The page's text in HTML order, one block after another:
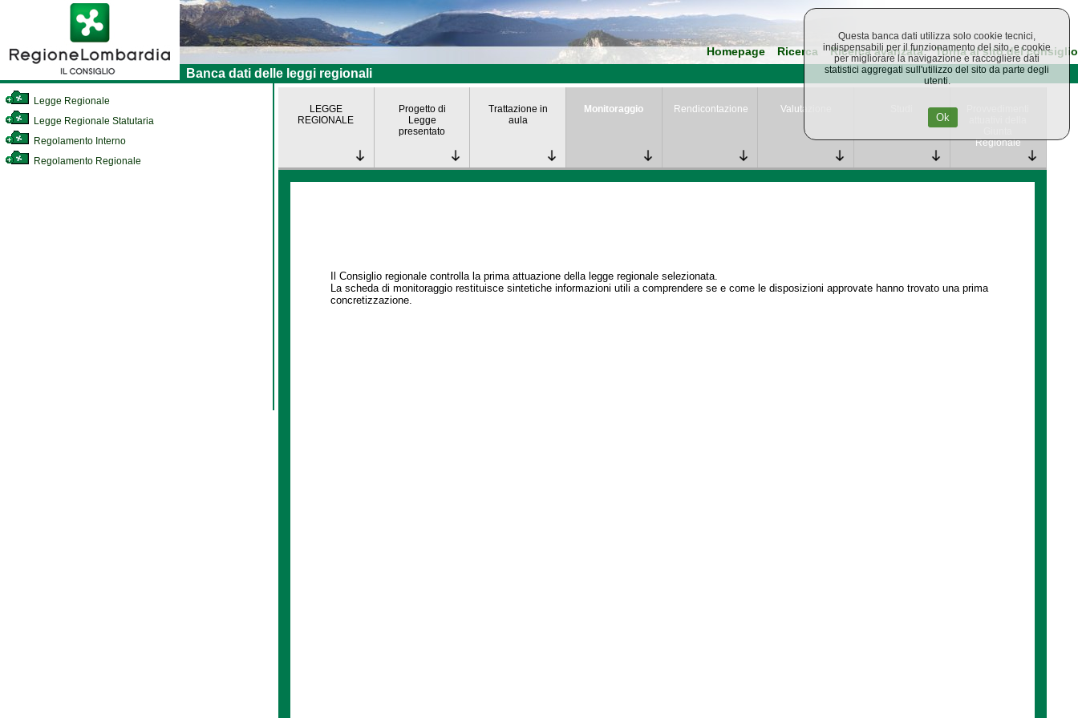
Homepage Ricerca Ricerca avanzata Torna al sito del consiglio
Banca dati delle leggi regionali
Legge Regionale
Legge Regionale Statutaria
Regolamento Interno
Regolamento Regionale
LEGGE
REGIONALE
Progetto di
Legge
presentato
Trattazione in
aula
Monitoraggio Rendicontazione Valutazione
Regionale
Il Consiglio regionale controlla la prima attuazione della legge regionale selezionata.
La scheda di monitoraggio restituisce sintetiche informazioni utili a comprendere se e come le disposizioni approvate hanno trovato una prima
concretizzazione.
Questa banca dati utilizza solo cookie tecnici,
indispensabili per il funzionamento del sito, e cookie
per migliorare la navigazione e raccogliere dati
statistici aggregati sull'utilizzo del sito da parte degli
utenti.
Ok